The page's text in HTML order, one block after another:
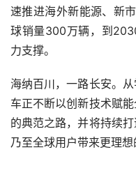
速推进海外新能源、新
球销量300万辆，到
力支撑。
海纳百川，一路长安。
车正不断以创新技术赋
的典范之路，并将持续
乃至全球用户带来更理想